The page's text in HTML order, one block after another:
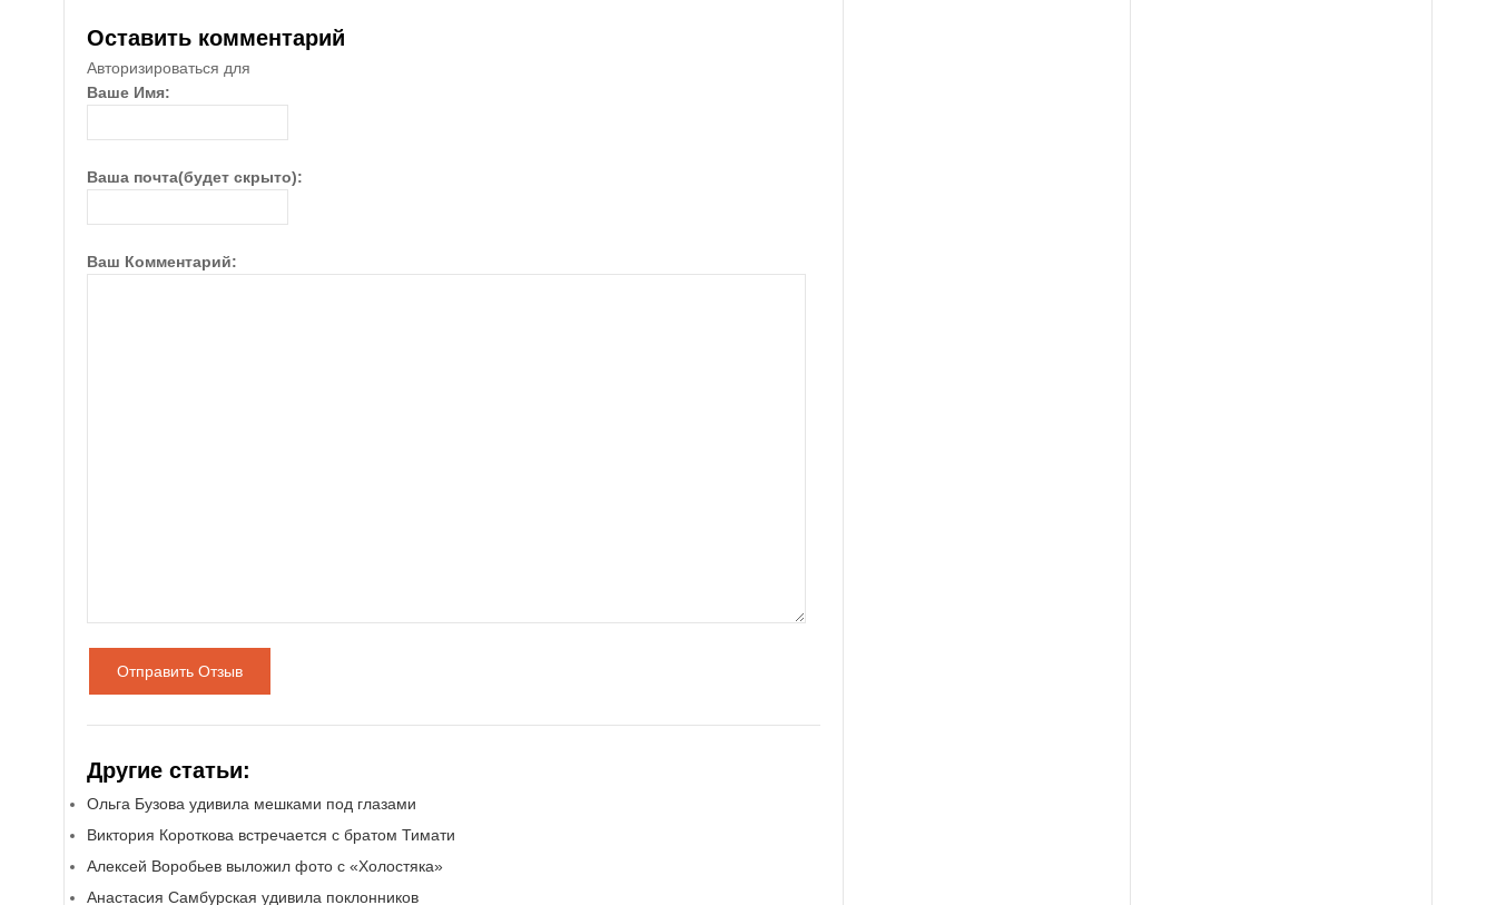
Оставить комментарий
Авторизироваться для
Ваше Имя:
Ваша почта(будет скрыто):
Ваш Комментарий:
Отправить Отзыв
Другие статьи:
Ольга Бузова удивила мешками под глазами
Виктория Короткова встречается с братом Тимати
Алексей Воробьев выложил фото с «Холостяка»
Анастасия Самбурская удивила поклонников